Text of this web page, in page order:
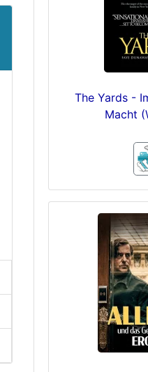
The Yards -
Macht